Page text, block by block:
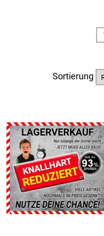
Sortierung